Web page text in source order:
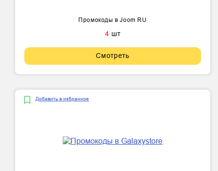
Промокоды в Joom RU
4 шт
Смотреть
Добавить в избранное